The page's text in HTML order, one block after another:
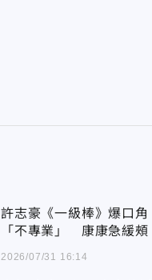
許志豪《一級棒》爆口角
「不專業」 康康急緩頰
2026/07/31 16:14